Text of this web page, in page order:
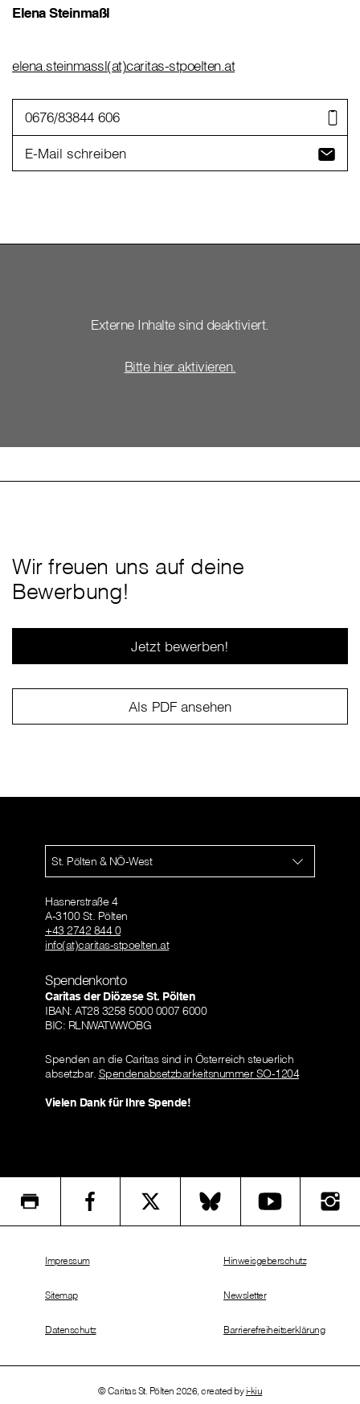
Elena Steinmaßl
elena.steinmassl(at)caritas-stpoelten.at
0676/83844 606
E-Mail schreiben
Externe Inhalte sind deaktiviert.
Bitte hier aktivieren.
Wir freuen uns auf deine
Bewerbung!
Jetzt bewerben!
Als PDF ansehen
St. Pölten & NÖ-West
Hasnerstraße 4
A-3100 St. Pölten
+43 2742 844 0
info(at)caritas-stpoelten.at
Spendenkonto
Caritas der Diözese St. Pölten
IBAN: AT28 3258 5000 0007 6000
BIC: RLNWATWWOBG
Spenden an die Caritas sind in Österreich steuerlich
absetzbar. Spendenabsetzbarkeitsnummer SO-1204
Vielen Dank für Ihre Spende!
© Caritas St. Pölten 2026, created by i-kiu
Impressum
Sitemap
Datenschutz
Hinweisgeberschutz
Newsletter
Barrierefreiheitserklärung